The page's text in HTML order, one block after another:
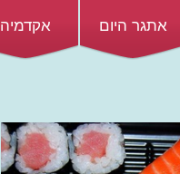
אתגר היום אקדמיה